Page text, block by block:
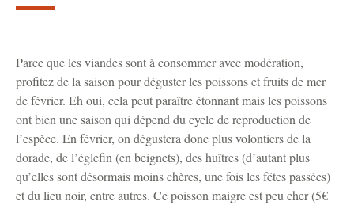
Parce que les viandes sont à consommer avec modération,
profitez de la saison pour déguster les poissons et fruits de mer
de février. Eh oui, cela peut paraître étonnant mais les poissons
ont bien une saison qui dépend du cycle de reproduction de
l’espèce. En février, on dégustera donc plus volontiers de la
dorade, de l’églefin (en beignets), des huîtres (d’autant plus
qu’elles sont désormais moins chères, une fois les fêtes passées)
et du lieu noir, entre autres. Ce poisson maigre est peu cher (5€